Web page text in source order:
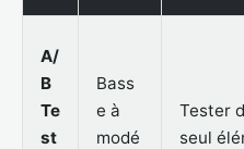
A/
B
Te
st
Bass
e à
modé
Tester
seul